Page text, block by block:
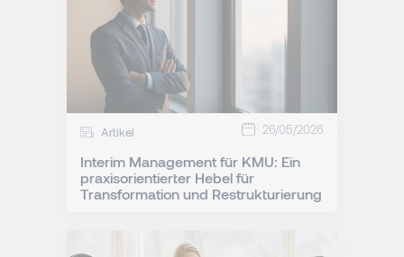
Artikel 26/05/2026
Interim Management für KMU: Ein
praxisorientierter Hebel für
Transformation und Restrukturierung